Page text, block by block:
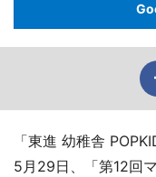
「東進 幼稚舎
5月29日、「第12回